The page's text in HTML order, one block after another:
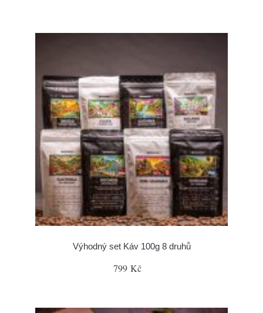
Výhodný set Káv 100g 8 druhů
799 Kč